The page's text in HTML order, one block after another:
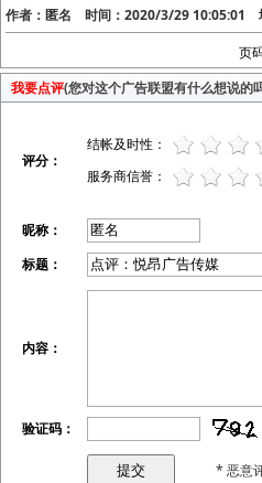
作者：匿名 时间：2020/3/29 10:05:01
页
我要点评(您对这个广告联盟有什么想说
评分：
结帐及时性：
服务商信誉：
昵称：
标题：
内容：
验证码：
* 恶意